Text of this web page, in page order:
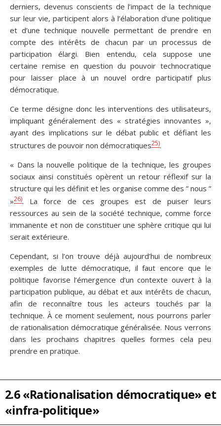
derniers, devenus conscients de l’impact de la technique
sur leur vie, participent alors à l’élaboration d’une politique
et d’une technique nouvelle permettant de prendre en
compte des intérêts de chacun par un processus de
participation élargi. Bien entendu, cela suppose une
certaine remise en question du pouvoir technocratique
pour laisser place à un nouvel ordre participatif plus
démocratique.
Ce terme désigne donc les interventions des utilisateurs,
impliquant généralement des « stratégies innovantes »,
ayant des implications sur le débat public et défiant les
structures de pouvoir non démocratiques25).
« Dans la nouvelle politique de la technique, les groupes
sociaux ainsi constitués opèrent un retour réflexif sur la
structure qui les définit et les organise comme des ” nous ”
»26). La force de ces groupes est de puiser leurs
ressources au sein de la société technique, comme force
immanente et non de constituer une sphère critique qui lui
serait extérieure.
Cependant, si l’on trouve déjà aujourd’hui de nombreux
exemples de lutte démocratique, il faut encore que le
politique favorise l’émergence d’un contexte ouvert à la
participation publique, au débat et aux intérêts de chacun,
afin de reconnaître tous les acteurs touchés par la
technique. À ce moment seulement, nous pourrons parler
de rationalisation démocratique généralisée. Nous verrons
dans les prochains chapitres quelles formes cela peu
prendre en pratique.
2.6 «Rationalisation démocratique» et
«infra-politique»